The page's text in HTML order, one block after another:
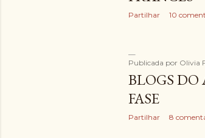
Partilhar 10
Publicada por Olivia
BLOGS DO
FASE
Partilhar 8